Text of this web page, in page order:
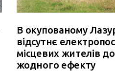
В окупованому
відсутнє
місцевих жителів
жодного ефекту